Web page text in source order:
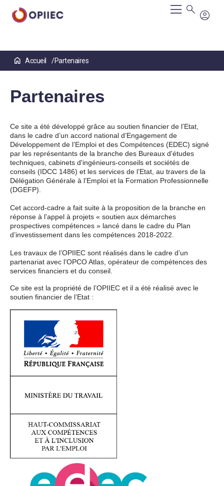
contenu
Accueil Partenaires
Partenaires
Ce site a été développé grâce au soutien financier de l’Etat,
dans le cadre d’un accord national d’Engagement de
Développement de l’Emploi et des Compétences (EDEC) signé
par les représentants de la branche des Bureaux d'études
techniques, cabinets d'ingénieurs-conseils et sociétés de
conseils (IDCC 1486) et les services de l’Etat, au travers de la
Délégation Générale à l’Emploi et la Formation Professionnelle
(DGEFP).
Cet accord-cadre a fait suite à la proposition de la branche en
réponse à l’appel à projets « soutien aux démarches
prospectives compétences » lancé dans le cadre du Plan
d’investissement dans les compétences 2018-2022.
Les travaux de l’OPIIEC sont réalisés dans le cadre d’un
partenariat avec l’OPCO Atlas, opérateur de compétences des
services financiers et du conseil.
Ce site est la propriété de l’OPIIEC et il a été réalisé avec le
soutien financier de l’Etat :